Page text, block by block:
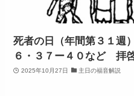
死者の日（年間第３１
６・３７ー４０など 拝
2025年10月27日 主日の福音解説